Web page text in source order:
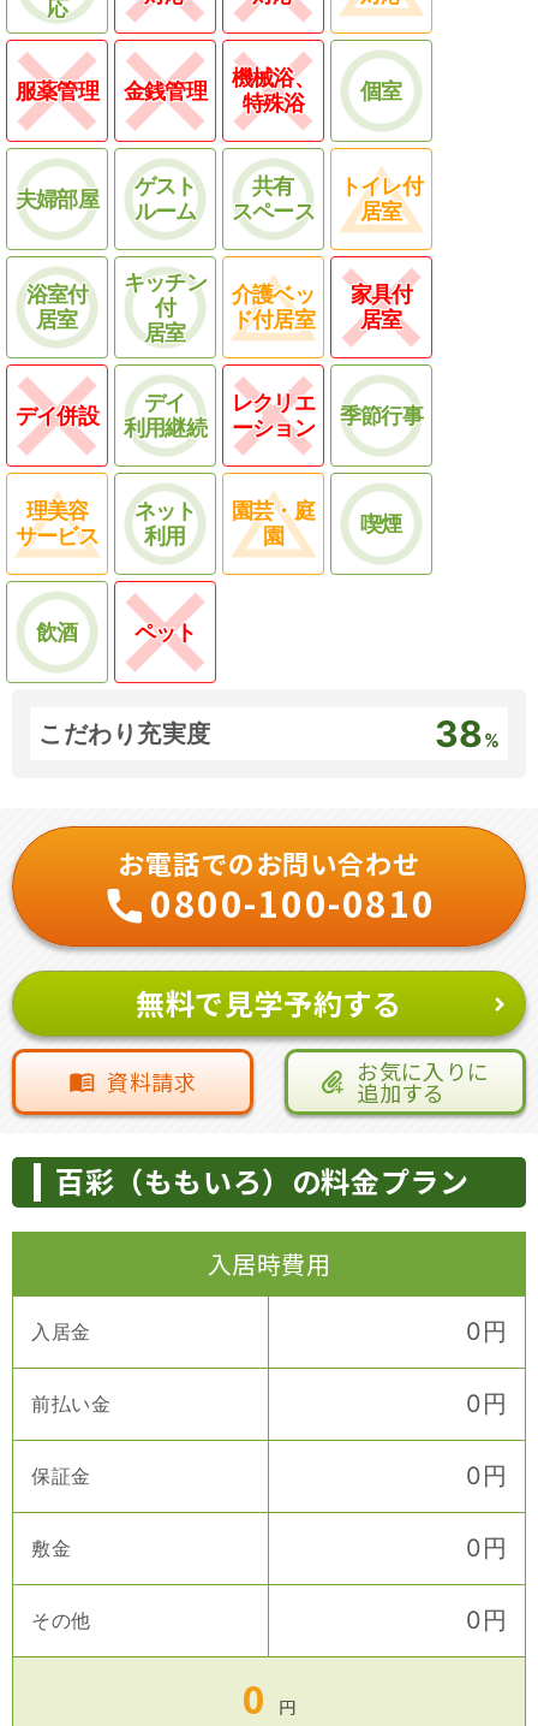
応
服薬管理 金銭管理
機械浴、
特殊浴
個室
夫婦部屋
ゲスト
ルーム
共有
スペース
トイレ付
居室
浴室付
居室
キッチン
付
居室
介護ベッ
ド付居室
家具付
居室
デイ併設
デイ
利用継続
レクリエ
ーション
季節行事
理美容
サービス
ネット
利用
園芸・庭
園
喫煙
飲酒 ペット
こだわり充実度 38%
お電話でのお問い合わせ
0800-100-0810
無料で見学予約する
資料請求 お気に入りに
追加する
百彩（ももいろ）の料金プラン
入居時費用
入居金 0円
前払い金 0円
保証金 0円
敷金 0円
その他 0円
0 円